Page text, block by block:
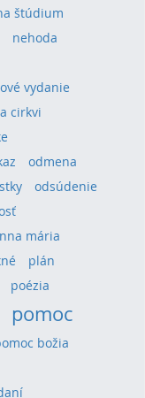
štúdium
nehoda
vydanie
cirkvi
odmena
odsúdenie
mária
plán
poézia
pomoc
božia